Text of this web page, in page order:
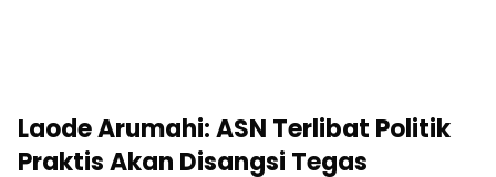
Laode Arumahi: ASN Terlibat Politik
Praktis Akan Disangsi Tegas